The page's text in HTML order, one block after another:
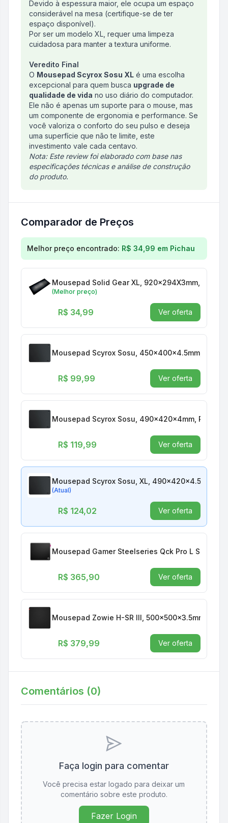
Devido à espessura maior, ele ocupa um espaço
considerável na mesa (certifique-se de ter
espaço disponível).
Por ser um modelo XL, requer uma limpeza
cuidadosa para manter a textura uniforme.
Veredito Final
O Mousepad Scyrox Sosu XL é uma escolha
excepcional para quem busca upgrade de
qualidade de vida no uso diário do computador.
Ele não é apenas um suporte para o mouse, mas
um componente de ergonomia e performance. Se
você valoriza o conforto do seu pulso e deseja
uma superfície que não te limite, este
investimento vale cada centavo.
Nota: Este review foi elaborado com base nas
especificações técnicas e análise de construção
do produto.
Comparador de Preços
Comparação de preços para Mousepad Scyrox
Melhor preço encontrado: R$ 34,99 em Pichau
Mousepad Solid Gear XL, 920x294X3mm, Preto,
(Melhor preço)
R$ 34,99 Ver oferta
Mousepad Scyrox Sosu, 450x400x4.5mm, Preto,
R$ 99,99 Ver oferta
Mousepad Scyrox Sosu, 490x420x4mm, Preto,
R$ 119,99 Ver oferta
Mousepad Scyrox Sosu, XL, 490x420x4.5mm,
(Atual)
R$ 124,02 Ver oferta
Mousepad Gamer Steelseries Qck Pro L Speed,
R$ 365,90 Ver oferta
Mousepad Zowie H-SR III, 500x500x3.5mm,
R$ 379,99 Ver oferta
Comentários (0)
Faça login para comentar
Você precisa estar logado para deixar um
comentário sobre este produto.
Fazer Login